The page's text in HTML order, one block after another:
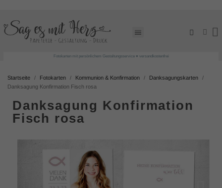
Fotokarten mit persönlichem Gestaltungsservice ♥ versandkostenfrei
Startseite Fotokarten Kommunion & Konfirmation
Danksagungskarten
Danksagung Konfirmation Fisch rosa
Danksagung Konfirmation
Fisch rosa